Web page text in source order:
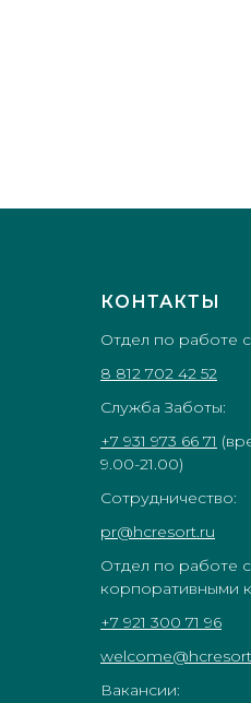
КОНТАКТЫ
Отдел по работе с
8 812 702 42 52
Служба Заботы:
+7 931 973 66 71
9.00-21.00)
Сотрудничество:
pr@hcresort.ru
Отдел по работе с
корпоративными
+7 921 300 71 96
Вакансии: